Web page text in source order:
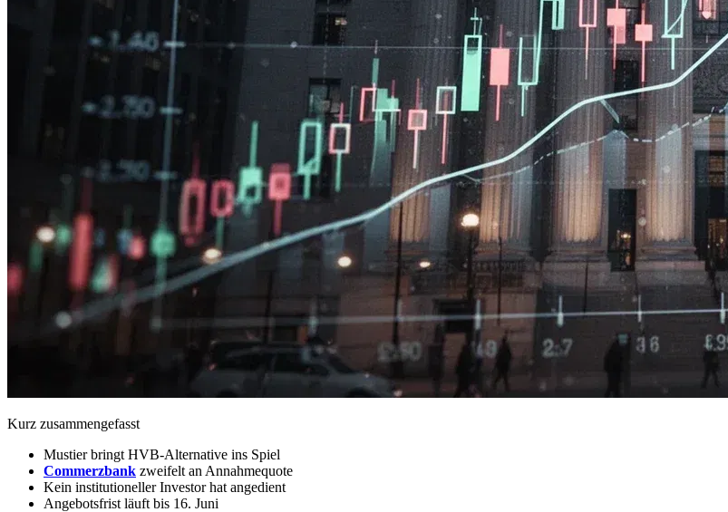
Kurz zusammengefasst
Mustier bringt HVB-Alternative ins Spiel
Commerzbank zweifelt an Annahmequote
Kein institutioneller Investor hat angedient
Angebotsfrist läuft bis 16. Juni